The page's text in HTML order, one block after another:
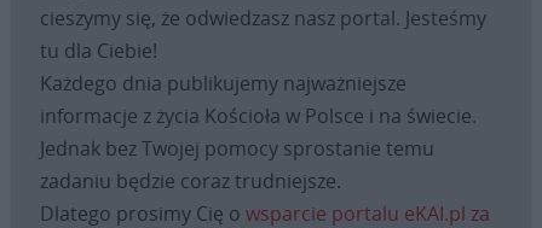
cieszymy się, że odwiedzasz nasz portal. Jesteśmy
tu dla Ciebie!
Każdego dnia publikujemy najważniejsze
informacje z życia Kościoła w Polsce i na świecie.
Jednak bez Twojej pomocy sprostanie temu
zadaniu będzie coraz trudniejsze.
Dlatego prosimy Cię o wsparcie portalu eKAI.pl za